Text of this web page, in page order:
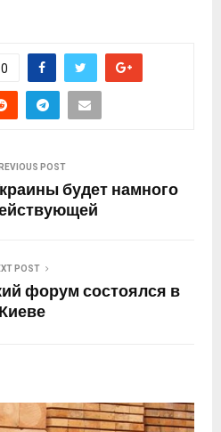
0
POST
будет намного
POST
форум состоялся в
Киеве